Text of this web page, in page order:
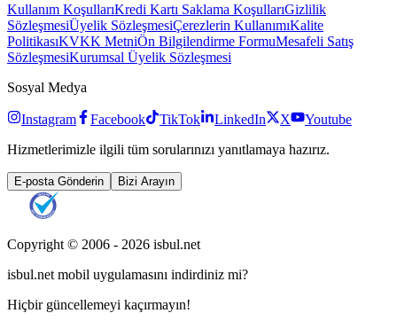
Kullanım KoşullarıKredi Kartı Saklama KoşullarıGizlilik
SözleşmesiÜyelik SözleşmesiÇerezlerin KullanımıKalite
PolitikasıKVKK MetniÖn Bilgilendirme FormuMesafeli Satış
SözleşmesiKurumsal Üyelik Sözleşmesi
Sosyal Medya
Instagram Facebook TikTok LinkedIn X
Youtube
Hizmetlerimizle ilgili tüm sorularınızı yanıtlamaya hazırız.
E-posta Gönderin Bizi Arayın
Copyright © 2006 - 2026 isbul.net
isbul.net mobil uygulamasını indirdiniz mi?
Hiçbir güncellemeyi kaçırmayın!